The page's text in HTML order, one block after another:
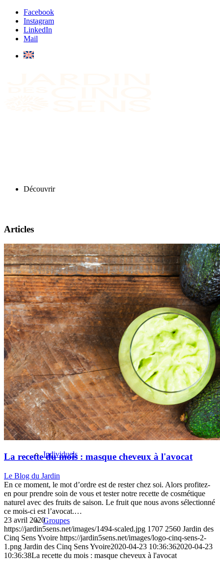
Facebook
Instagram
LinkedIn
Mail
Découvrir
Présentation
Informations pratiques
Billetterie
Individuels
Groupes
Articles
La recette du mois : masque cheveux à l'avocat
Le Blog du Jardin
En ce moment, le mot d’ordre est de rester chez soi. Alors profitez-
en pour prendre soin de vous et tester notre recette de cosmétique
naturel avec des fruits de saison. Le fruit que nous avons sélectionné
ce mois-ci est l’avocat.…
23 avril 2020
https://jardin5sens.net/images/1494-scaled.jpg 1707 2560 Jardin des
Cinq Sens Yvoire https://jardin5sens.net/images/logo-cinq-sens-2-
1.png Jardin des Cinq Sens Yvoire2020-04-23 10:36:362020-04-23
10:36:38La recette du mois : masque cheveux à l'avocat